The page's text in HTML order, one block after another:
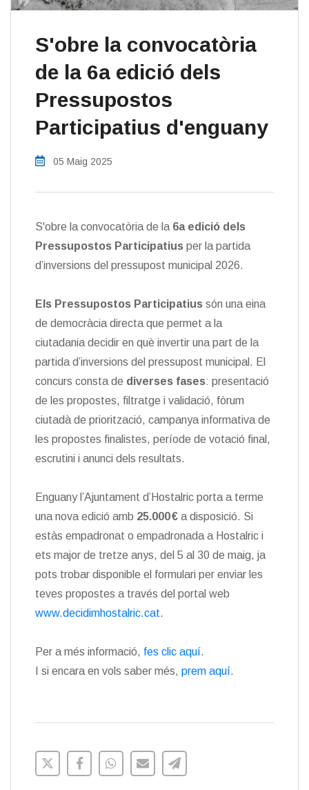
S'obre la convocatòria
de la 6a edició dels
Pressupostos
Participatius d'enguany
05 Maig 2025
S'obre la convocatòria de la 6a edició dels
Pressupostos Participatius per la partida
d’inversions del pressupost municipal 2026.
Els Pressupostos Participatius són una eina
de democràcia directa que permet a la
ciutadania decidir en què invertir una part de la
partida d’inversions del pressupost municipal. El
concurs consta de diverses fases: presentació
de les propostes, filtratge i validació, fòrum
ciutadà de priorització, campanya informativa de
les propostes finalistes, període de votació final,
escrutini i anunci dels resultats.
Enguany l’Ajuntament d’Hostalric porta a terme
una nova edició amb 25.000 € a disposició. Si
estàs empadronat o empadronada a Hostalric i
ets major de tretze anys, del 5 al 30 de maig, ja
pots trobar disponible el formulari per enviar les
teves propostes a través del portal web
www.decidimhostalric.cat.
Per a més informació, fes clic aquí.
I si encara en vols saber més, prem aquí.